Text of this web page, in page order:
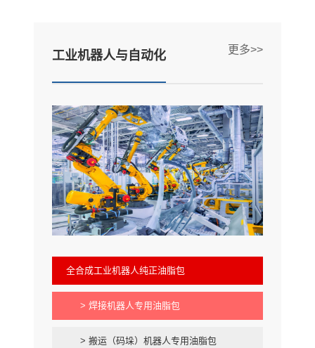
工业机器人与自动化 更多>>
全合成工业机器人纯正油脂包
> 焊接机器人专用油脂包
> 搬运（码垛）机器人专用油脂包